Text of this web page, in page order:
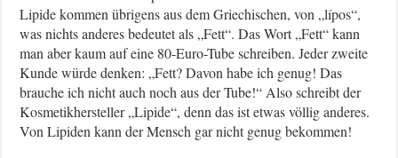
Lipide kommen übrigens aus dem Griechischen, von „lípos“,
was nichts anderes bedeutet als „Fett“. Das Wort „Fett“ kann
man aber kaum auf eine 80-Euro-Tube schreiben. Jeder zweite
Kunde würde denken: „Fett? Davon habe ich genug! Das
brauche ich nicht auch noch aus der Tube!“ Also schreibt der
Kosmetikhersteller „Lipide“, denn das ist etwas völlig anderes.
Von Lipiden kann der Mensch gar nicht genug bekommen!